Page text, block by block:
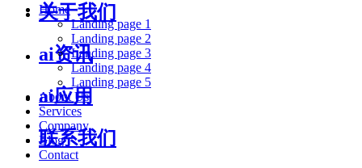
关于我们
ai资讯
ai应用
联系我们
Home
Landing page 1
Landing page 2
Landing page 3
Landing page 4
Landing page 5
About Us
Services
Company
Blog
Contact